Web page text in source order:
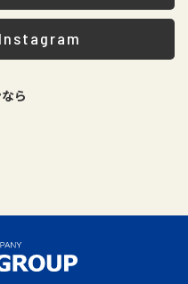
Instagram
ら